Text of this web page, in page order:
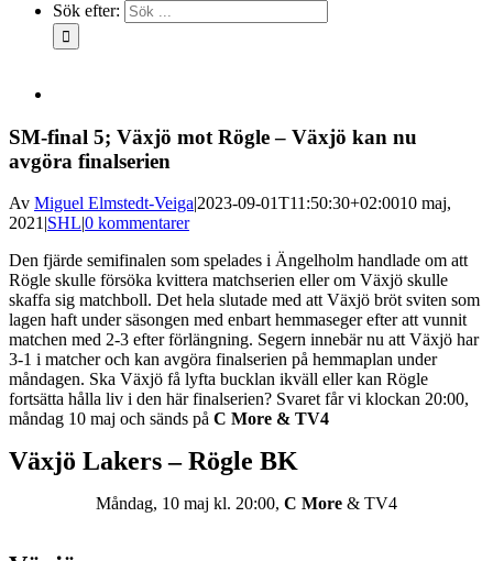
Sök efter:
SM-final 5; Växjö mot Rögle – Växjö kan nu
avgöra finalserien
Av Miguel Elmstedt-Veiga|2023-09-01T11:50:30+02:0010 maj,
2021|SHL|0 kommentarer
Den fjärde semifinalen som spelades i Ängelholm handlade om att
Rögle skulle försöka kvittera matchserien eller om Växjö skulle
skaffa sig matchboll. Det hela slutade med att Växjö bröt sviten som
lagen haft under säsongen med enbart hemmaseger efter att vunnit
matchen med 2-3 efter förlängning. Segern innebär nu att Växjö har
3-1 i matcher och kan avgöra finalserien på hemmaplan under
måndagen. Ska Växjö få lyfta bucklan ikväll eller kan Rögle
fortsätta hålla liv i den här finalserien? Svaret får vi klockan 20:00,
måndag 10 maj och sänds på C More & TV4
Växjö Lakers – Rögle BK
Måndag, 10 maj kl. 20:00, C More & TV4